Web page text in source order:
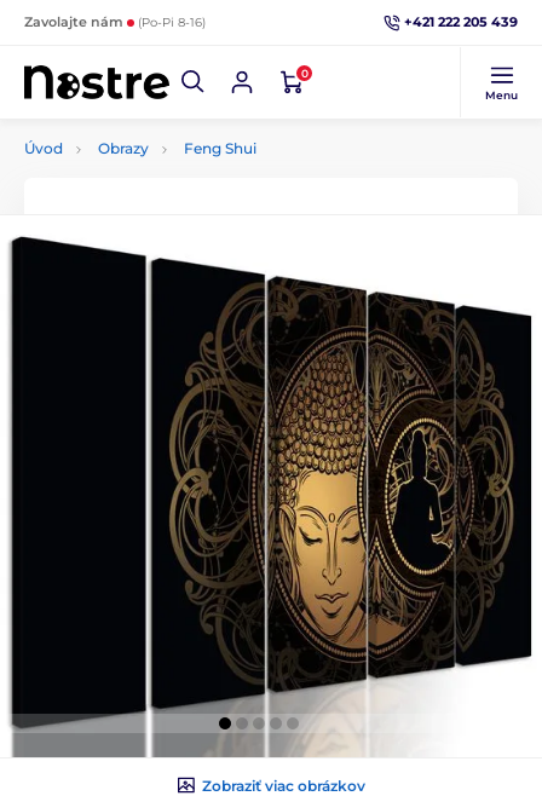
Zavolajte nám (Po-Pi 8-16) +421 222 205 439
0
Menu
Úvod Obrazy Feng Shui
Zobraziť viac obrázkov